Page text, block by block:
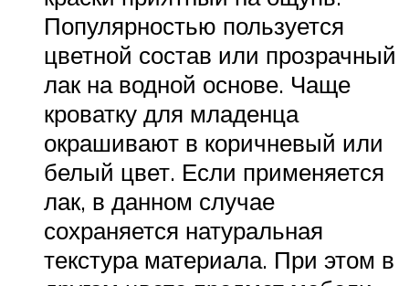
Популярностью пользуется
цветной состав или прозрачный
лак на водной основе. Чаще
кроватку для младенца
окрашивают в коричневый или
белый цвет. Если применяется
лак, в данном случае
сохраняется натуральная
текстура материала. При этом в